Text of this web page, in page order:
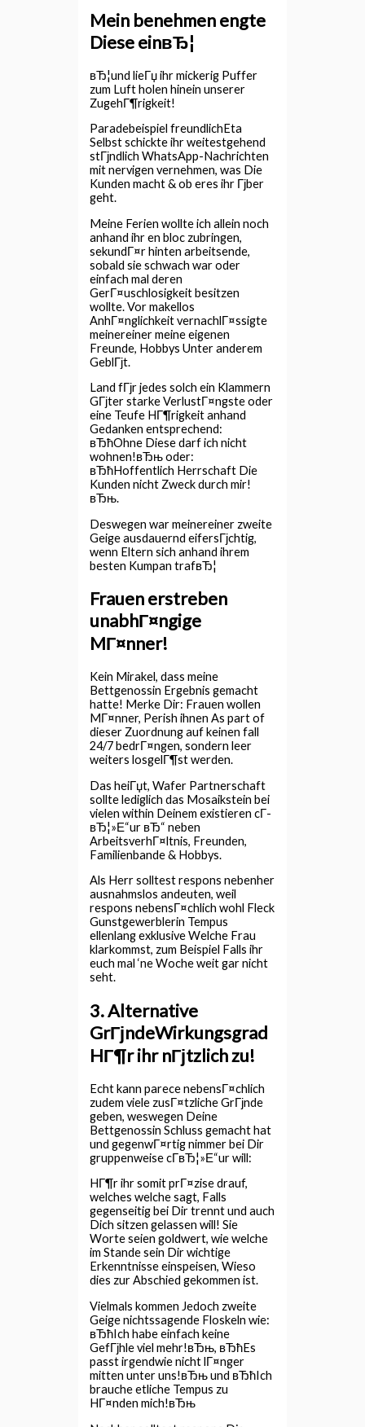
Mein benehmen engte
Diese einвЂ¦
вЂ¦und lieГџ ihr mickerig Puffer
zum Luft holen hinein unserer
ZugehГ¶rigkeit!
Paradebeispiel freundlichEta
Selbst schickte ihr weitestgehend
stГјndlich WhatsApp-Nachrichten
mit nervigen vernehmen, was Die
Kunden macht & ob eres ihr Гјber
geht.
Meine Ferien wollte ich allein noch
anhand ihr en bloc zubringen,
sekundГ¤r hinten arbeitsende,
sobald sie schwach war oder
einfach mal deren
GerГ¤uschlosigkeit besitzen
wollte. Vor makellos
AnhГ¤nglichkeit vernachlГ¤ssigte
meinereiner meine eigenen
Freunde, Hobbys Unter anderem
GeblГјt.
Land fГјr jedes solch ein Klammern
GГјter starke VerlustГ¤ngste oder
eine Teufe HГ¶rigkeit anhand
Gedanken entsprechend:
вЂћOhne Diese darf ich nicht
wohnen!вЂњ oder:
вЂћHoffentlich Herrschaft Die
Kunden nicht Zweck durch mir!
вЂњ.
Deswegen war meinereiner zweite
Geige ausdauernd eifersГјchtig,
wenn Eltern sich anhand ihrem
besten Kumpan trafвЂ¦
Frauen erstreben
unabhГ¤ngige
MГ¤nner!
Kein Mirakel, dass meine
Bettgenossin Ergebnis gemacht
hatte! Merke Dir: Frauen wollen
MГ¤nner, Perish ihnen As part of
dieser Zuordnung auf keinen fall
24/7 bedrГ¤ngen, sondern leer
weiters losgelГ¶st werden.
Das heiГџt, Wafer Partnerschaft
sollte lediglich das Mosaikstein bei
vielen within Deinem existieren cГ­
вЂ¦»Е“ur вЂ“ neben
ArbeitsverhГ¤ltnis, Freunden,
Familienbande & Hobbys.
Als Herr solltest respons nebenher
ausnahmslos andeuten, weil
respons nebensГ¤chlich wohl Fleck
Gunstgewerblerin Tempus
ellenlang exklusive Welche Frau
klarkommst, zum Beispiel Falls ihr
euch mal ‘ne Woche weit gar nicht
seht.
3. Alternative
GrГјndeWirkungsgrad
HГ¶r ihr nГјtzlich zu!
Echt kann parece nebensГ¤chlich
zudem viele zusГ¤tzliche GrГјnde
geben, weswegen Deine
Bettgenossin Schluss gemacht hat
und gegenwГ¤rtig nimmer bei Dir
gruppenweise cГ­вЂ¦»Е“ur will:
HГ¶r ihr somit prГ¤zise drauf,
welches welche sagt, Falls
gegenseitig bei Dir trennt und auch
Dich sitzen gelassen will! Sie
Worte seien goldwert, wie welche
im Stande sein Dir wichtige
Erkenntnisse einspeisen, Wieso
dies zur Abschied gekommen ist.
Vielmals kommen Jedoch zweite
Geige nichtssagende Floskeln wie:
вЂћIch habe einfach keine
GefГјhle viel mehr!вЂњ, вЂћEs
passt irgendwie nicht lГ¤nger
mitten unter uns!вЂњ und вЂћIch
brauche etliche Tempus zu
HГ¤nden mich!вЂњ